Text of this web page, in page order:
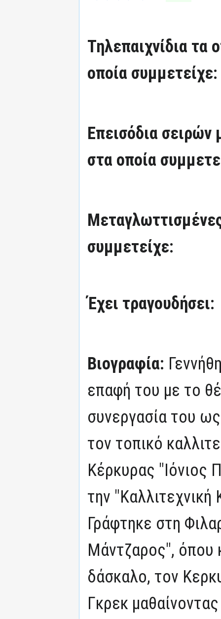
Τηλεπαιχνίδια τα
οποία συμμετείχε:
Επεισόδια
στα οποία
συμμετείχε:
Έχει τραγουδήσει:
Βιογραφία:
επαφή του με το
συνεργασία του
τον τοπικό
Κέρκυρας "Ιόνιος
την "Καλλιτεχνική
Γράφτηκε στη
Μάντζαρος", όπου
δάσκαλο, τον
Γκρεκ